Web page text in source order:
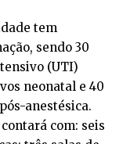
tem
sendo 30
(UTI)
neonatal e 40
anestésica.
com: seis